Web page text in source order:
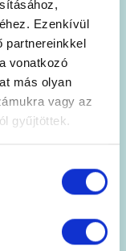
Ezenkívül
partnereinkkel
vonatkozó
más olyan
vagy az
gyűjtöttek.
köttetésére
üzemóra
megkötési
elég,
új